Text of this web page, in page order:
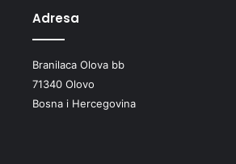
Adresa
Branilaca Olova bb
71340 Olovo
Bosna i Hercegovina